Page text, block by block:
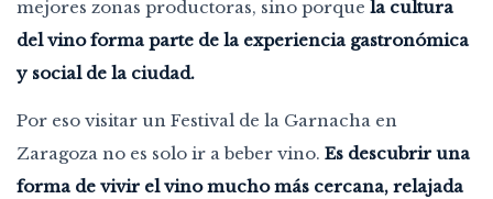
mejores zonas productoras, sino porque la cultura
del vino forma parte de la experiencia gastronómica
y social de la ciudad.
Por eso visitar un Festival de la Garnacha en
Zaragoza no es solo ir a beber vino. Es descubrir una
forma de vivir el vino mucho más cercana, relajada